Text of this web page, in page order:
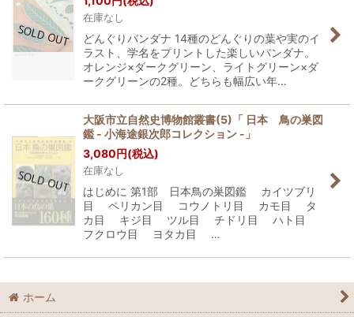
在庫なし
どんぐりバンダナ 14種のどんぐりの葉や実のイ
ラスト、学名をプリントした楽しいバンダナ。
オレンジ×ダークグリーン、ライトグリーン×ダ
ークグリーンの2種。どちらも幅広い年…
大阪市立自然史博物館叢書(5)「 日本 鳥の巣図
鑑 - 小海途銀次郎コレクション -」
3,080円(税込)
在庫なし
はじめに 第1部 日本鳥の巣図鑑 カイツブリ
目 ペリカン目 コウノトリ目 カモ目 タ
カ目 キジ目 ツル目 チドリ目 ハト目
フクロウ目 ヨタカ目 …
ホーム